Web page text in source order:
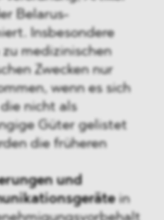
Belarus-
Insbesondere
medizinischen
Zwecken nur
wenn es sich
nicht als
Güter gelistet
die früheren
und
in